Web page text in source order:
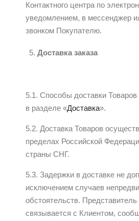
Контактного центра по
уведомлением, в мессенджер
звонком Покупателю.
Доставка заказа
5.1. Способы доставки
в разделе «Доставка».
5.2. Доставка Товаров
пределах Российской
страны СНГ.
5.3. Задержки в доставке не
исключением случаев
обстоятельств.
связывается с Клиентом,